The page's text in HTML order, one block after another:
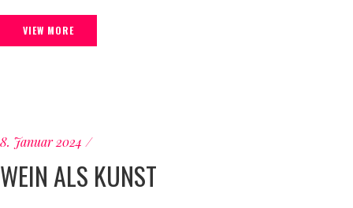
VIEW MORE
8. Januar 2024
WEIN ALS KUNST